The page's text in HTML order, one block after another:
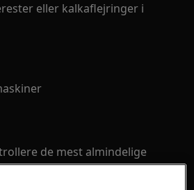
eller kalkaflejringer i
de mest almindelige
I mange tilfælde kan